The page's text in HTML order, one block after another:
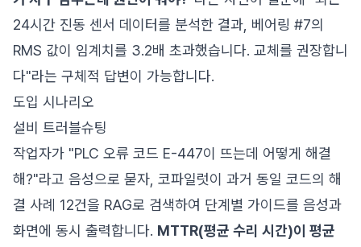
24시간 진동 센서 데이터를 분석한 결과, 베어링 #7의
RMS 값이 임계치를 3.2배 초과했습니다. 교체를 권장합니
다"라는 구체적 답변이 가능합니다.
도입 시나리오
설비 트러블슈팅
작업자가 "PLC 오류 코드 E-447이 뜨는데 어떻게 해결
해?"라고 음성으로 묻자, 코파일럿이 과거 동일 코드의 해
결 사례 12건을 RAG로 검색하여 단계별 가이드를 음성과
화면에 동시 출력합니다. MTTR(평균 수리 시간)이 평균